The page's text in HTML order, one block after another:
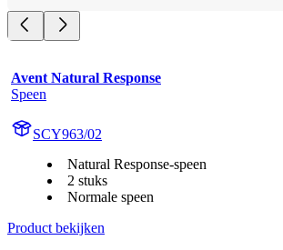
Avent Natural Response
Speen
SCY963/02
Natural Response-speen
2 stuks
Normale speen
Product bekijken